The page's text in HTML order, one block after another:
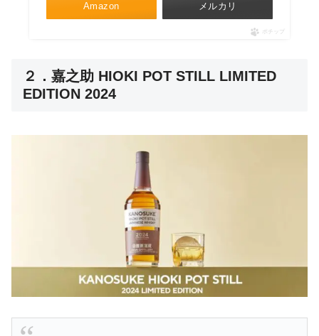
Amazon メルカリ
ポチップ
２．嘉之助 HIOKI POT STILL LIMITED
EDITION 2024